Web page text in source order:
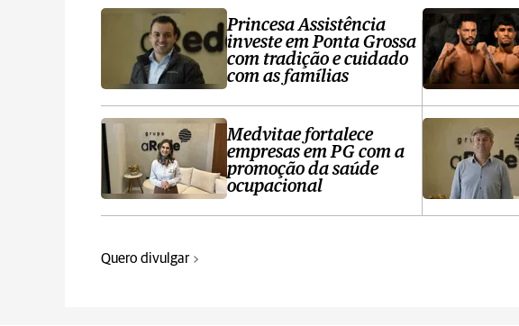
Princesa Assistência
investe em Ponta Grossa
com tradição e cuidado
com as famílias
Medvitae fortalece
empresas em PG com a
promoção da saúde
ocupacional
Quero divulgar